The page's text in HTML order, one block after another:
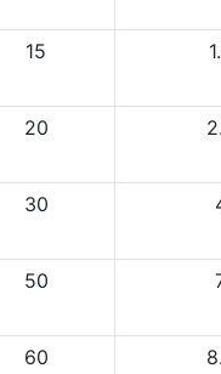
15
20
30
50
60